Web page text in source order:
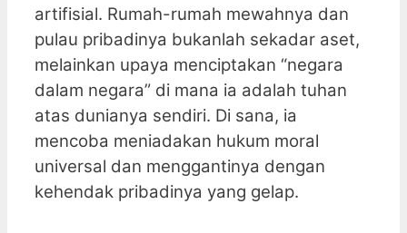
artifisial. Rumah-rumah mewahnya dan
pulau pribadinya bukanlah sekadar aset,
melainkan upaya menciptakan “negara
dalam negara” di mana ia adalah tuhan
atas dunianya sendiri. Di sana, ia
mencoba meniadakan hukum moral
universal dan menggantinya dengan
kehendak pribadinya yang gelap.